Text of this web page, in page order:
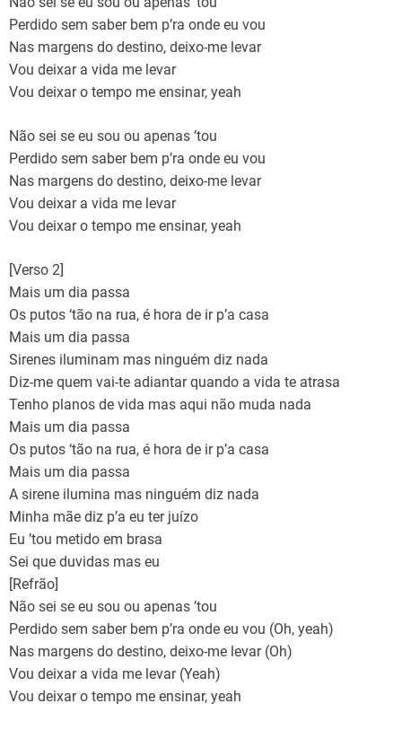
Perdido sem saber bem p’ra onde eu vou
Nas margens do destino, deixo-me levar
Vou deixar a vida me levar
Vou deixar o tempo me ensinar, yeah
Não sei se eu sou ou apenas ’tou
Perdido sem saber bem p’ra onde eu vou
Nas margens do destino, deixo-me levar
Vou deixar a vida me levar
Vou deixar o tempo me ensinar, yeah
[Verso 2]
Mais um dia passa
Os putos ‘tão na rua, é hora de ir p’a casa
Mais um dia passa
Sirenes iluminam mas ninguém diz nada
Diz-me quem vai-te adiantar quando a vida te atrasa
Tenho planos de vida mas aqui não muda nada
Mais um dia passa
Os putos ‘tão na rua, é hora de ir p’a casa
Mais um dia passa
A sirene ilumina mas ninguém diz nada
Minha mãe diz p’a eu ter juízo
Eu ’tou metido em brasa
Sei que duvidas mas eu
[Refrão]
Não sei se eu sou ou apenas ’tou
Perdido sem saber bem p’ra onde eu vou (Oh, yeah)
Nas margens do destino, deixo-me levar (Oh)
Vou deixar a vida me levar (Yeah)
Vou deixar o tempo me ensinar, yeah